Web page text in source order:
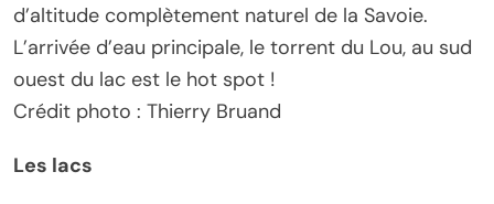
d’altitude complètement naturel de la Savoie.
L’arrivée d’eau principale, le torrent du Lou, au sud
ouest du lac est le hot spot !
Crédit photo : Thierry Bruand
Les lacs